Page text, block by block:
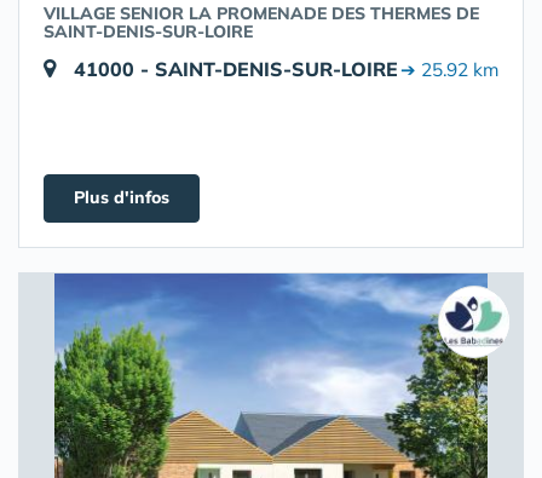
VILLAGE SENIOR LA PROMENADE DES THERMES DE
SAINT-DENIS-SUR-LOIRE
41000 - SAINT-DENIS-SUR-LOIRE➔ 25.92 km
Plus d'infos